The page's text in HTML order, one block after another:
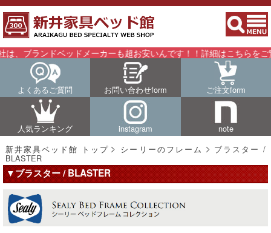
ブランドベッドメーカーも超お安いんです！！詳細はこちらをご覧く
よくあるご質問 お問い合わせform ご注文form
人気ランキング instagram
note
新井家具ベッド館 トップ
シーリーのフレーム ブラスター /
BLASTER
▼ブラスター / BLASTER